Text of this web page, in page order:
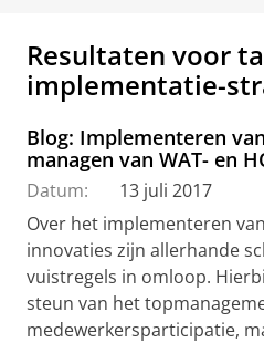
Resultaten voor
implementatie-
Blog: Implementeren
managen van WAT- en
Datum:
13 juli 2017
Over het implementeren
innovaties zijn allerhande
vuistregels in omloop.
steun van het
medewerkersparticipatie,